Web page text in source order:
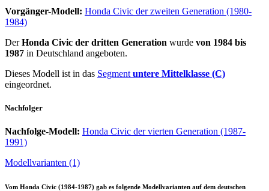
Vorgänger-Modell: Honda Civic der zweiten Generation (1980-
1984)
DerHonda Civic der dritten Generation wurde von 1984 bis
1987 in Deutschland angeboten.
Dieses Modell ist in das Segment untere Mittelklasse (C)
eingeordnet.
Nachfolger
Nachfolge-Modell: Honda Civic der vierten Generation (1987-
1991)
Modellvarianten (1)
Vom Honda Civic (1984-1987) gab es folgende Modellvarianten auf dem deutschen